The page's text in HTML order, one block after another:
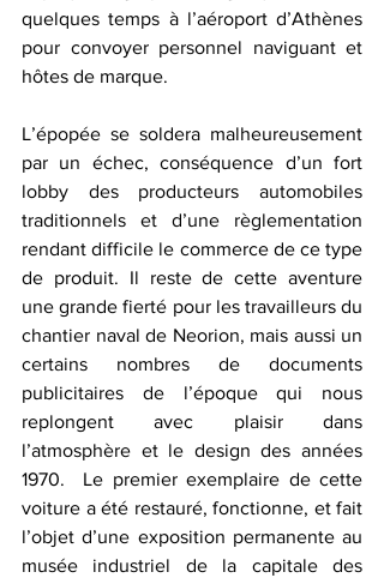
quelques temps à l’aéroport d’Athènes
pour convoyer personnel naviguant et
hôtes de marque.
L’épopée se soldera malheureusement
par un échec, conséquence d’un fort
lobby des producteurs automobiles
traditionnels et d’une règlementation
rendant difficile le commerce de ce type
de produit. Il reste de cette aventure
une grande fierté pour les travailleurs du
chantier naval de Neorion, mais aussi un
certains nombres de documents
publicitaires de l’époque qui nous
replongent avec plaisir dans
l’atmosphère et le design des années
1970.  Le premier exemplaire de cette
voiture a été restauré, fonctionne, et fait
l’objet d’une exposition permanente au
musée industriel de la capitale des